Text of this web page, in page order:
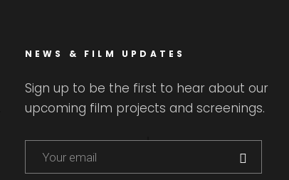
NEWS & FILM UPDATES
Sign up to be the first to hear about our
upcoming film projects and screenings.